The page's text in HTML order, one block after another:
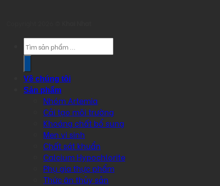
Products
search
Về chúng tôi
Sản phẩm
Nhóm Artemia
Cải tạo môi trường
Khoáng chất bổ sung
Men vi sinh
Chất sát khuẩn
Calcium Hypochlorite
Phụ gia thực phẩm
Thức ăn thủy sản